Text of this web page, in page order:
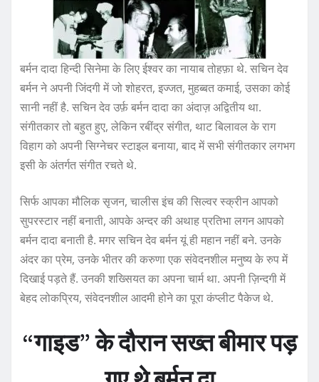
बर्मन दादा हिन्दी सिनेमा के लिए ईश्वर का नायाब तोहफ़ा थे. सचिन देव
बर्मन ने अपनी जिंदगी में जो शोहरत, इज्जत, मुहब्बत कमाई, उसका कोई
सानी नहीं है. सचिन देव उर्फ़ बर्मन दादा का अंदाज़ अद्वितीय था.
संगीतकार तो बहुत हुए, लेकिन रबींद्र संगीत, थाट बिलावल के राग
विहाग को अपनी सिग्नेचर स्टाइल बनाया, बाद में सभी संगीतकार लगभग
इसी के अंतर्गत संगीत रचते थे.
सिर्फ आपका मौलिक सृजन, चालीस इंच की सिल्वर स्क्रीन आपको
सुपरस्टार नहीं बनाती, आपके अन्दर की अथाह प्रतिभा लगन आपको
बर्मन दादा बनाती है. मगर सचिन देव बर्मन यूं ही महान नहीं बने. उनके
अंदर का प्रेम, उनके भीतर की करुणा एक संवेदनशील मनुष्य के रुप में
दिखाई पड़ते हैं. उनकी शख्सियत का अपना चार्म था. अपनी ज़िन्दगी में
बेहद लोकप्रिय, संवेदनशील आदमी होने का पूरा कंप्लीट पैकेज थे.
“गाइड” के दौरान सख्त बीमार पड़